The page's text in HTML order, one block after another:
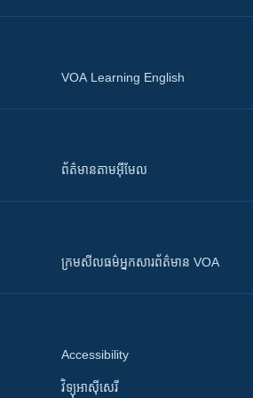
VOA Learning English
ព័ត៌មាន​តាម​អ៊ីមែល
ក្រម​​​សីលធម៌​​​អ្នក​​​សារព័ត៌មាន VOA
Accessibility
វិទ្យុ​អាស៊ី​សេរី